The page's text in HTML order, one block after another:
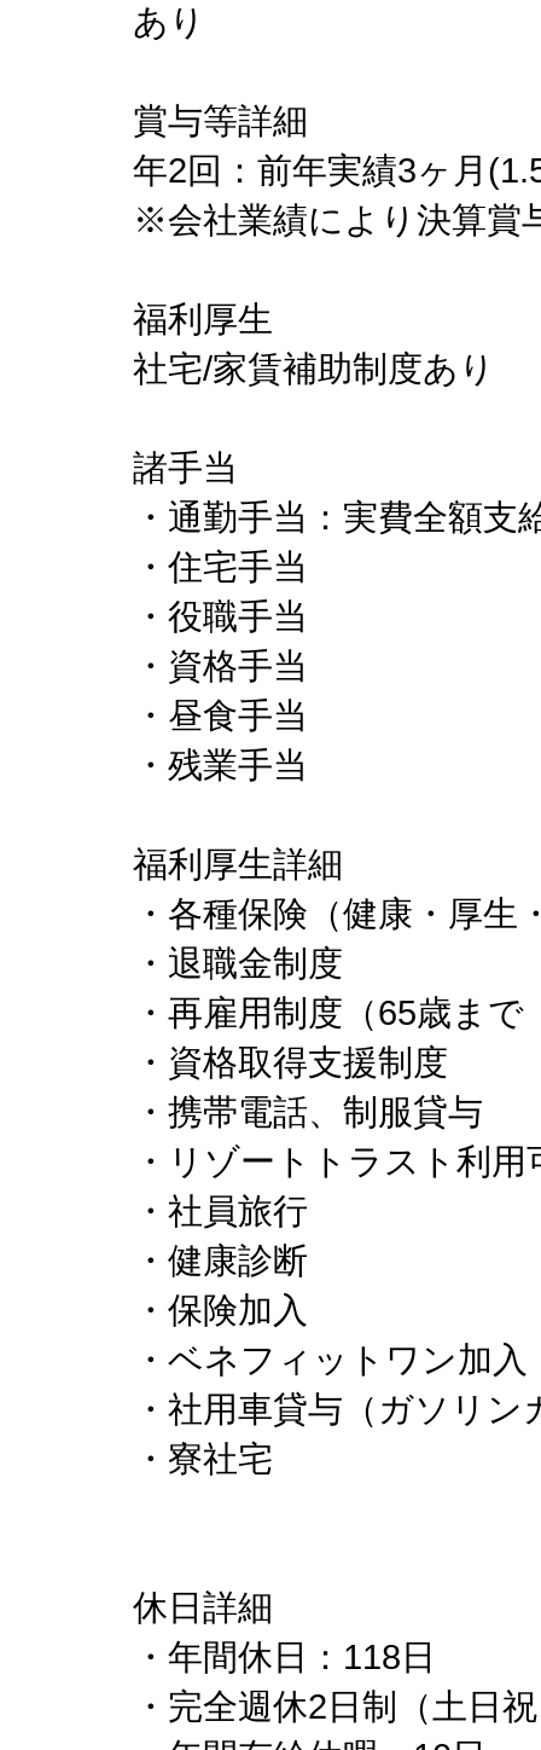
あり
賞与等詳細
年2回：前年実績3ヶ月
※会社業績により決算賞
福利厚生
社宅/家賃補助制度あり
諸手当
・通勤手当：実費全額支
・住宅手当
・役職手当
・資格手当
・昼食手当
・残業手当
福利厚生詳細
・各種保険（健康・厚生
・退職金制度
・再雇用制度（65歳ま
・資格取得支援制度
・携帯電話、制服貸与
・リゾートトラスト利
・社員旅行
・健康診断
・保険加入
・ベネフィットワン加入
・社用車貸与（ガソリ
・寮社宅
休日詳細
・年間休日：118日
・完全週休2日制（土日